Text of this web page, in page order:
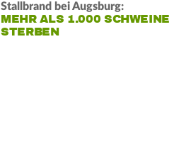
Stallbrand bei Augsburg:
MEHR ALS 1.000 SCHWEINE
STERBEN